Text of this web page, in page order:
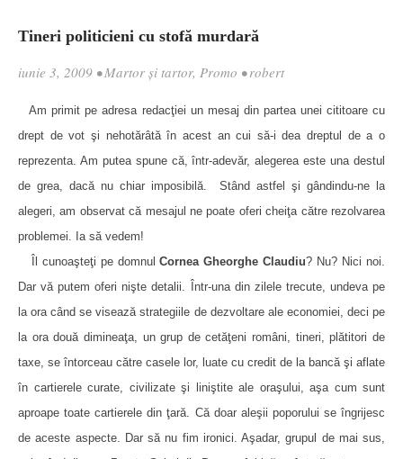
Tineri politicieni cu stofă murdară
iunie 3, 2009 •Martor şi tartor, Promo •robert
Am primit pe adresa redacţiei un mesaj din partea unei cititoare cu
drept de vot şi nehotărâtă în acest an cui să-i dea dreptul de a o
reprezenta. Am putea spune că, într-adevăr, alegerea este una destul
de grea, dacă nu chiar imposibilă.
Stând astfel şi gândindu-ne la
alegeri, am observat că mesajul ne poate oferi cheiţa către rezolvarea
problemei. Ia să vedem!
Îl cunoaşteţi pe domnulCornea Gheorghe Claudiu? Nu? Nici noi.
Dar vă putem oferi nişte detalii. Într-una din zilele trecute, undeva pe
la ora când se visează strategiile de dezvoltare ale economiei, deci pe
la ora două dimineaţa, un grup de cetăţeni români, tineri, plătitori de
taxe, se întorceau către casele lor, luate cu credit de la bancă şi aflate
în cartierele curate, civilizate şi liniştite ale oraşului, aşa cum sunt
aproape toate cartierele din ţară. Că doar aleşii poporului se îngrijesc
de aceste aspecte. Dar să nu fim ironici. Aşadar, grupul de mai sus,